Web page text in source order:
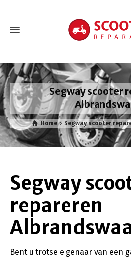
Segway scooter
Home Segway scooter
Segway
repareren
Bent u trotse eigenaar van een